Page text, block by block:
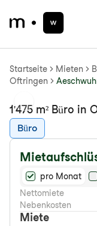
Startseite Mieten
Oftringen
Previous slide
1'475 m² Büro in
Büro
pro Monat
Nettomiete
Nebenkosten
Miete